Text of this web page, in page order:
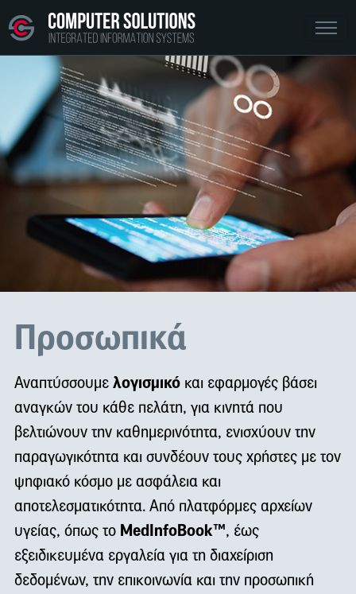
Προσωπικά
Αναπτύσσουμε λογισμικόκαι εφαρμογές βάσει
αναγκών του κάθε πελάτη, για κινητά που
βελτιώνουν την καθημερινότητα, ενισχύουν την
παραγωγικότητα και συνδέουν τους χρήστες με τον
ψηφιακό κόσμο με ασφάλεια και
αποτελεσματικότητα. Από πλατφόρμες αρχείων
υγείας, όπως το MedInfoBook™, έως
εξειδικευμένα εργαλεία για τη διαχείριση
δεδομένων, την επικοινωνία και την προσωπική